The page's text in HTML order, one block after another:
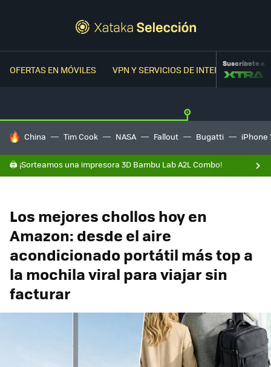
OFERTAS EN MÓVILES VPN Y SERVICIOS DE INTERNETSuscríbete a
HOY SE HABLA DE
China Tim Cook NASA Fallout Bugatti iPhone
🖨️ ¡Sorteamos una impresora 3D Bambu Lab A2L Combo!
Los mejores chollos hoy en
Amazon: desde el aire
acondicionado portátil más top a
la mochila viral para viajar sin
facturar